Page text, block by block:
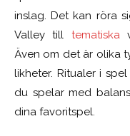
inslag. Det kan röra
Valley till tematiska
Även om det är olika
likheter. Ritualer i
du spelar med
dina favoritspel.